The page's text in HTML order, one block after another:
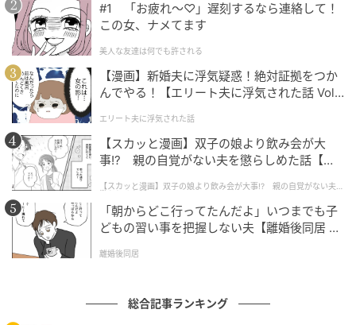
これから出産を控えているのに、このままで大丈夫な
んだろうか……という私の不安は、日に日に大きくなっ
ていきました。
実家への一時避難
隣の赤ちゃんの泣き声はその後も続いていました。
日中、何時間も泣き続けることもあり、このままでい
いのか迷うこともありましたが、他人の家庭に踏み込
むこともできず、ただ気をもむことしかできませんで
した。
そんなある日、隣の赤ちゃんのことばかり気にしてい
#1 「お疲れ〜♡」遅刻するなら連絡して！
この女、ナメてます
美人な友達は何でも許される
【漫画】新婚夫に浮気疑惑！絶対証拠をつか
んでやる！【エリート夫に浮気された話 Vol.
エリート夫に浮気された話
【スカッと漫画】双子の娘より飲み会が大
事!? 親の自覚がない夫を懲らしめた話【第1
【スカッと漫画】双子の娘より飲み会が大事!? 親の自覚がない夫を
懲らしめた話
「朝からどこ行ってたんだよ」いつまでも子
どもの習い事を把握しない夫【離婚後同居 Vo
離婚後同居
総合記事ランキング